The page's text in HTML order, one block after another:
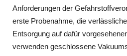
Anforderungen der
erste Probenahme, die
Entsorgung auf dafür
verwenden geschlossene